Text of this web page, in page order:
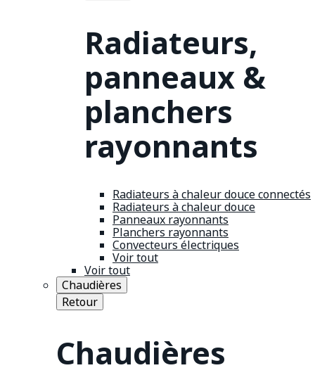
Radiateurs,
panneaux &
planchers
rayonnants
Radiateurs à chaleur douce connectés
Radiateurs à chaleur douce
Panneaux rayonnants
Planchers rayonnants
Convecteurs électriques
Voir tout
Voir tout
Chaudières
Retour
Chaudières